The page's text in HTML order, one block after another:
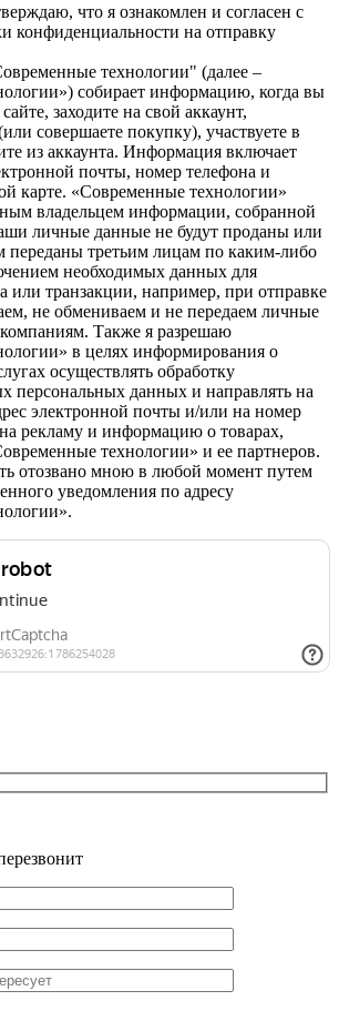
что я ознакомлен и согласен с
конфиденциальности на отправку
технологии" (далее –
собирает информацию, когда вы
заходите на свой аккаунт,
совершаете покупку), участвуете в
из аккаунта. Информация включает
почты, номер телефона и
карте. «Современные технологии»
владельцем информации, собранной
личные данные не будут проданы или
переданы третьим лицам по каким-либо
необходимых данных для
или транзакции, например, при отправке
не обмениваем и не передаем личные
Также я разрешаю
в целях информирования о
осуществлять обработку
персональных данных и направлять на
электронной почты и/или на номер
рекламу и информацию о товарах,
технологии» и ее партнеров.
отозвано мною в любой момент путем
уведомления по адресу